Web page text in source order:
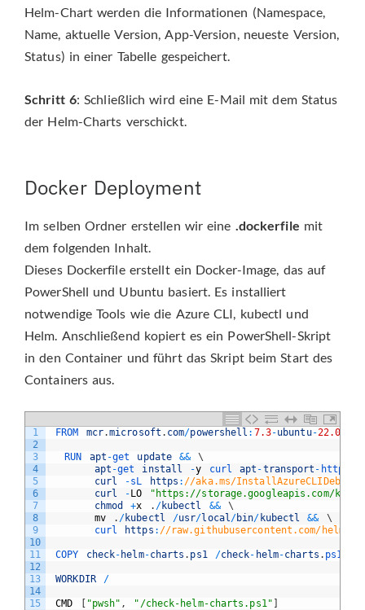
Helm-Chart werden die Informationen (Namespace,
Name, aktuelle Version, App-Version, neueste Version,
Status) in einer Tabelle gespeichert.
Schritt 6: Schließlich wird eine E-Mail mit dem Status
der Helm-Charts verschickt.
Docker Deployment
Im selben Ordner erstellen wir eine .dockerfile mit
dem folgenden Inhalt.
Dieses Dockerfile erstellt ein Docker-Image, das auf
PowerShell und Ubuntu basiert. Es installiert
notwendige Tools wie die Azure CLI, kubectl und
Helm. Anschließend kopiert es ein PowerShell-Skript
in den Container und führt das Skript beim Start des
Containers aus.
1
2
3
4
5
6
7
8
9
10
11
12
13
14
15
FROM mcr.microsoft . com/powershell : 7.3-ubuntu-22.04
RUN apt -get update &&
\
apt -get install -y curl apt -transport - https
curl
-sL https : //aka.ms/InstallAzureCLIDeb |
curl
-LO
"https://storage.googleapis.com/
chmod
+x . /kubectl &&
\
mv
. /kubectl /usr/local /bin/ kubectl &&
\
curl
https : //raw.githubusercontent.com/helm/
COPY check- helm-charts . ps1 /check- helm-charts . ps1
WORKDIR /
CMD [ "pwsh" , "/check-helm-charts.ps1" ]